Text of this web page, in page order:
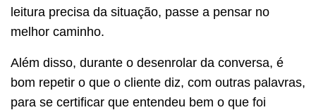
leitura precisa da situação, passe a pensar no
melhor caminho.
Além disso, durante o desenrolar da conversa, é
bom repetir o que o cliente diz, com outras palavras,
para se certificar que entendeu bem o que foi